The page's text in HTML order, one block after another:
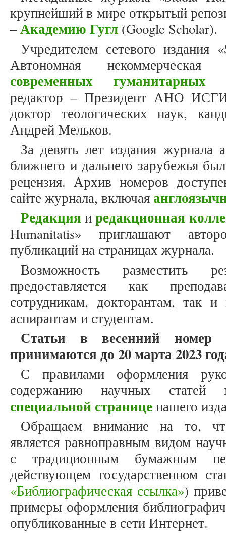
крупнейший в мире открытый
–Академию Гугл (Google Scholar).
Учредителем сетевого издания
Автономная
современных гуманитарных
редактор – Президент АНО
доктор теологических наук,
Андрей Мельков.
За девять лет издания журнала
ближнего и дальнего зарубежья
рецензия. Архив номеров
сайте журнала, включая
Редакция иредакционная
Humanitatis» приглашают
публикаций на страницах журнала.
Возможность разместить
предоставляется как
сотрудникам, докторантам, так
аспирантам и студентам.
Статьи в весенний
принимаются до 20 марта 2023
С правилами оформления
содержанию научных
специальной страниценашего
Обращаем внимание на то,
является равноправным видом
с традиционным бумажным
действующем государственном
«Библиографическая ссылка»)
примеры оформления
опубликованные в сети Интернет.